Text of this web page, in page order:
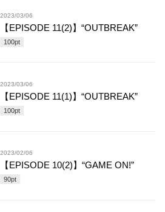
2023/03/06
【EPISODE 11(2)】“OUTBREAK”
100pt
2023/03/06
【EPISODE 11(1)】“OUTBREAK”
100pt
2023/02/06
【EPISODE 10(2)】“GAME ON!”
90pt